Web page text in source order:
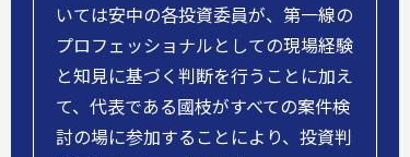
いては安中の各投資委員が、第一線の
プロフェッショナルとしての現場経験
と知見に基づく判断を行うことに加え
て、代表である國枝がすべての案件検
討の場に参加することにより、投資判